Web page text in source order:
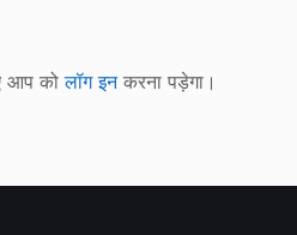
आप कोलॉग इनकरना पड़ेगा।